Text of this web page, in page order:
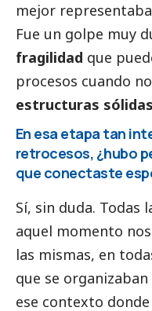
mejor
Fue un golpe muy
fragilidad que
procesos cuando
estructuras
En esa etapa tan
retrocesos, ¿hubo
que conectaste
Sí, sin duda. Todas
aquel momento
las mismas, en
que se
ese contexto